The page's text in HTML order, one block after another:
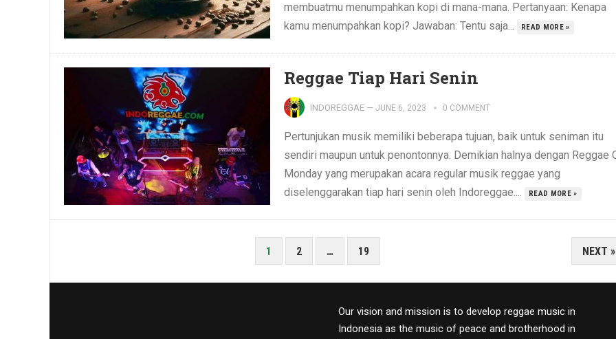
membuatmu menumpahkan kopi di mana-mana. Pertanyaan: Kenapa
kamu menumpahkan kopi? Jawaban: Tentu saja...
READ MORE »
Reggae Tiap Hari Senin
INDOREGGAE — JUNE 6, 2023 0 COMMENT
Pertunjukan musik memiliki beberapa tujuan, baik untuk seniman itu
sendiri maupun untuk penontonnya. Demikian halnya dengan Reggae
Monday yang merupakan acara regular musik reggae yang
diselenggarakan tiap hari senin oleh Indoreggae....
READ MORE »
1 2 … 19 NEXT »
Our vision and mission is to develop reggae music in
Indonesia as the music of peace and brotherhood in